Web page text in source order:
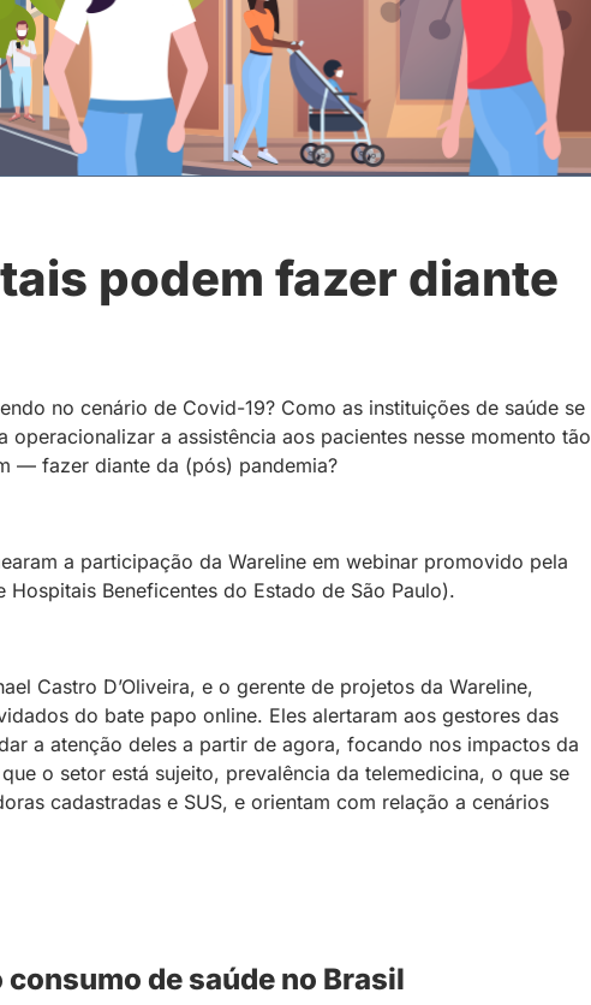
podem fazer diante
no cenário de Covid-19? Como as instituições de saúde se
a assistência aos pacientes nesse momento tão
— fazer diante da (pós) pandemia?
a participação da Wareline em webinar promovido pela
Hospitais Beneficentes do Estado de São Paulo).
Castro D’Oliveira, e o gerente de projetos da Wareline,
do bate papo online. Eles alertaram aos gestores das
a atenção deles a partir de agora, focando nos impactos da
o setor está sujeito, prevalência da telemedicina, o que se
cadastradas e SUS, e orientam com relação a cenários
de saúde no Brasil